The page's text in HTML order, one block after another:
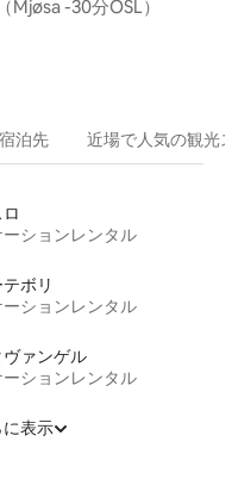
-30分OSL）
泊⁠先 近場で人気の観光
ションレンタル
ボリ
ションレンタル
ヴァンゲル
ションレンタル
に表示